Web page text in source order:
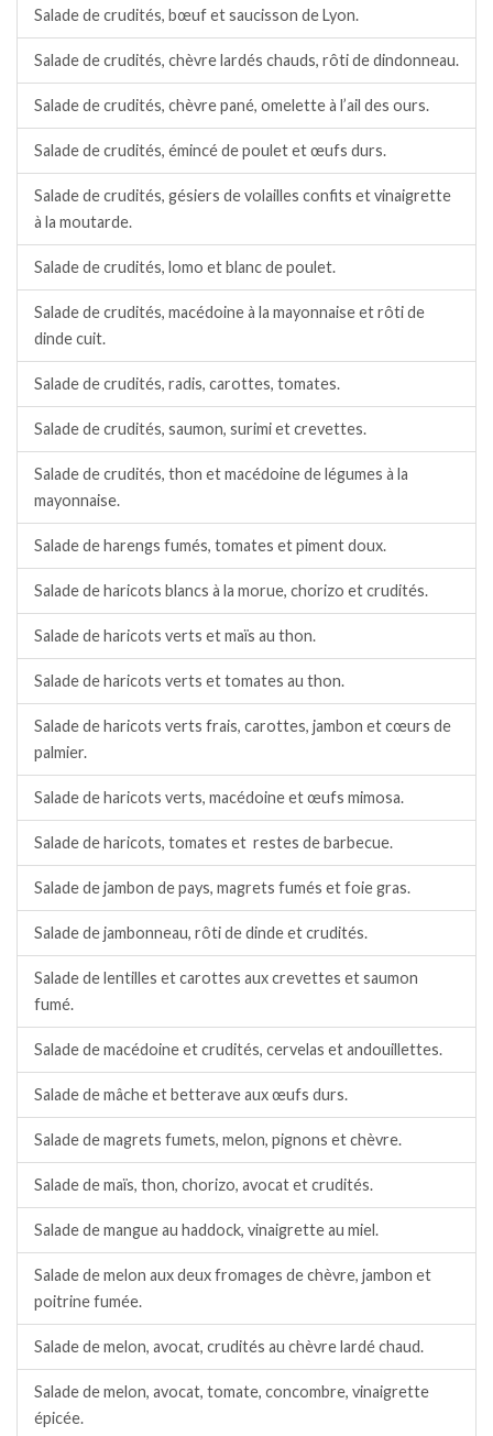
Salade de crudités, bœuf et saucisson de Lyon.
Salade de crudités, chèvre lardés chauds, rôti de dindonneau.
Salade de crudités, chèvre pané, omelette à l’ail des ours.
Salade de crudités, émincé de poulet et œufs durs.
Salade de crudités, gésiers de volailles confits et vinaigrette
à la moutarde.
Salade de crudités, lomo et blanc de poulet.
Salade de crudités, macédoine à la mayonnaise et rôti de
dinde cuit.
Salade de crudités, radis, carottes, tomates.
Salade de crudités, saumon, surimi et crevettes.
Salade de crudités, thon et macédoine de légumes à la
mayonnaise.
Salade de harengs fumés, tomates et piment doux.
Salade de haricots blancs à la morue, chorizo et crudités.
Salade de haricots verts et maïs au thon.
Salade de haricots verts et tomates au thon.
Salade de haricots verts frais, carottes, jambon et cœurs de
palmier.
Salade de haricots verts, macédoine et œufs mimosa.
Salade de haricots, tomates et restes de barbecue.
Salade de jambon de pays, magrets fumés et foie gras.
Salade de jambonneau, rôti de dinde et crudités.
Salade de lentilles et carottes aux crevettes et saumon
fumé.
Salade de macédoine et crudités, cervelas et andouillettes.
Salade de mâche et betterave aux œufs durs.
Salade de magrets fumets, melon, pignons et chèvre.
Salade de maïs, thon, chorizo, avocat et crudités.
Salade de mangue au haddock, vinaigrette au miel.
Salade de melon aux deux fromages de chèvre, jambon et
poitrine fumée.
Salade de melon, avocat, crudités au chèvre lardé chaud.
Salade de melon, avocat, tomate, concombre, vinaigrette
épicée.